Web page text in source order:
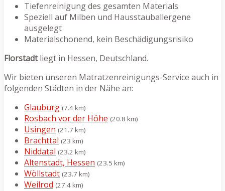
Tiefenreinigung des gesamten Materials
Speziell auf Milben und Hausstauballergene
ausgelegt
Materialschonend, kein Beschädigungsrisiko
Florstadtliegt in Hessen, Deutschland.
Wir bieten unseren Matratzenreinigungs-Service auch in
folgenden Städten in der Nähe an:
Glauburg (7.4 km)
Rosbach vor der Höhe (20.8 km)
Usingen (21.7 km)
Brachttal (23 km)
Niddatal (23.2 km)
Altenstadt, Hessen (23.5 km)
Wöllstadt (23.7 km)
Weilrod (27.4 km)